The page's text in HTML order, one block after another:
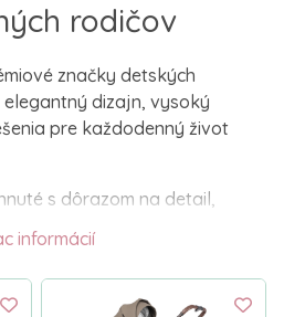
rodičov
značky detských
dizajn, vysoký
pre každodenný život
s dôrazom na detail,
dieťaťa od narodenia.
po celej Európe vďaka
výbave a výbornému
informácií